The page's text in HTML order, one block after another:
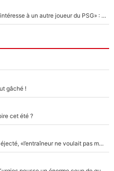
Après Bradley Barcola, Liverpool «s’intéresse à un autre joueur du PSG» : Fabrizio Romano donne le nom du Parisien qui pourrait le suivre chez les Reds !
gâché !
cet été ?
Mercato - OM : Un grand nom a été éjecté, «l’entraîneur ne voulait pas me conserver»